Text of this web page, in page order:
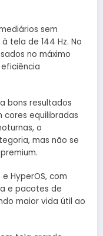
sem
tela de 144 Hz. No
no máximo
bons resultados
cores equilibradas
o
mas não se
e HyperOS, com
e pacotes de
maior vida útil ao